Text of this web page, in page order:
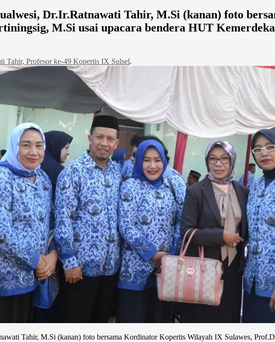
Dr.Ir.Ratnawati Tahir, M.Si (kanan) foto
M.Si usai upacara bendera HUT
Tahir, Profesor ke-49 Kopertis IX Sulsel.
Tahir, M.Si (kanan) foto bersama Kordinator Kopertis Wilayah IX Sulawes,